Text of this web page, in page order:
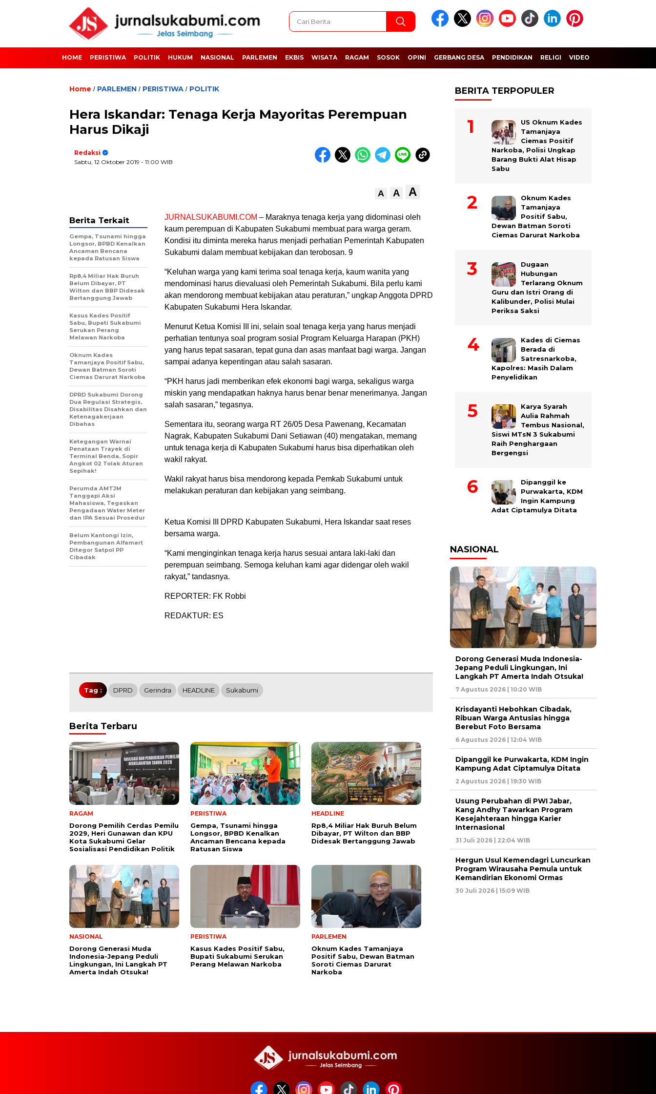
HOME PERISTIWA POLITIK HUKUM NASIONAL PARLEMEN EKBIS WISATA RAGAM SOSOK OPINI GERBANG DESA PENDIDIKAN RELIGI VIDEO
Home / PARLEMEN / PERISTIWA / POLITIK
Hera Iskandar: Tenaga Kerja Mayoritas Perempuan
Harus Dikaji
Redaksi
Sabtu, 12 Oktober 2019 - 11:00 WIB
A A A
JURNALSUKABUMI.COM – Maraknya tenaga kerja yang didominasi oleh
kaum perempuan di Kabupaten Sukabumi membuat para warga geram.
Kondisi itu diminta mereka harus menjadi perhatian Pemerintah Kabupaten
Sukabumi dalam membuat kebijakan dan terobosan. 9
“Keluhan warga yang kami terima soal tenaga kerja, kaum wanita yang
mendominasi harus dievaluasi oleh Pemerintah Sukabumi. Bila perlu kami
akan mendorong membuat kebijakan atau peraturan,” ungkap Anggota DPRD
Kabupaten Sukabumi Hera Iskandar.
Menurut Ketua Komisi III ini, selain soal tenaga kerja yang harus menjadi
perhatian tentunya soal program sosial Program Keluarga Harapan (PKH)
yang harus tepat sasaran, tepat guna dan asas manfaat bagi warga. Jangan
sampai adanya kepentingan atau salah sasaran.
“PKH harus jadi memberikan efek ekonomi bagi warga, sekaligus warga
miskin yang mendapatkan haknya harus benar benar menerimanya. Jangan
salah sasaran,” tegasnya.
Sementara itu, seorang warga RT 26/05 Desa Pawenang, Kecamatan
Nagrak, Kabupaten Sukabumi Dani Setiawan (40) mengatakan, memang
untuk tenaga kerja di Kabupaten Sukabumi harus bisa diperhatikan oleh
wakil rakyat.
Wakil rakyat harus bisa mendorong kepada Pemkab Sukabumi untuk
melakukan peraturan dan kebijakan yang seimbang.
Ketua Komisi III DPRD Kabupaten Sukabumi, Hera Iskandar saat reses
bersama warga.
“Kami menginginkan tenaga kerja harus sesuai antara laki-laki dan
perempuan seimbang. Semoga keluhan kami agar didengar oleh wakil
rakyat,” tandasnya.
REPORTER: FK Robbi
REDAKTUR: ES
Berita Terkait
Gempa, Tsunami hingga
Longsor, BPBD Kenalkan
Ancaman Bencana
kepada Ratusan Siswa
Rp8,4 Miliar Hak Buruh
Belum Dibayar, PT
Wilton dan BBP Didesak
Bertanggung Jawab
Kasus Kades Positif
Sabu, Bupati Sukabumi
Serukan Perang
Melawan Narkoba
Oknum Kades
Tamanjaya Positif Sabu,
Dewan Batman Soroti
Ciemas Darurat Narkoba
DPRD Sukabumi Dorong
Dua Regulasi Strategis,
Disabilitas Disahkan dan
Ketenagakerjaan
Dibahas
Ketegangan Warnai
Penataan Trayek di
Terminal Benda, Sopir
Angkot 02 Tolak Aturan
Sepihak!
Perumda AMTJM
Tanggapi Aksi
Mahasiswa, Tegaskan
Pengadaan Water Meter
dan IPA Sesuai Prosedur
Belum Kantongi Izin,
Pembangunan Alfamart
Ditegor Satpol PP
Cibadak
Tag : DPRD Gerindra HEADLINE Sukabumi
Berita Terbaru
RAGAM
Dorong Pemilih Cerdas Pemilu
2029, Heri Gunawan dan KPU
Kota Sukabumi Gelar
Sosialisasi Pendidikan Politik
PERISTIWA
Gempa, Tsunami hingga
Longsor, BPBD Kenalkan
Ancaman Bencana kepada
Ratusan Siswa
HEADLINE
Rp8,4 Miliar Hak Buruh Belum
Dibayar, PT Wilton dan BBP
Didesak Bertanggung Jawab
NASIONAL
Dorong Generasi Muda
Indonesia-Jepang Peduli
Lingkungan, Ini Langkah PT
Amerta Indah Otsuka!
PERISTIWA
Kasus Kades Positif Sabu,
Bupati Sukabumi Serukan
Perang Melawan Narkoba
PARLEMEN
Oknum Kades Tamanjaya
Positif Sabu, Dewan Batman
Soroti Ciemas Darurat
Narkoba
BERITA TERPOPULER
US Oknum Kades
Tamanjaya
Ciemas Positif
Narkoba, Polisi Ungkap
Barang Bukti Alat Hisap
Sabu
Oknum Kades
Tamanjaya
Positif Sabu,
Dewan Batman Soroti
Ciemas Darurat Narkoba
Dugaan
Hubungan
Terlarang Oknum
Guru dan Istri Orang di
Kalibunder, Polisi Mulai
Periksa Saksi
Kades di Ciemas
Berada di
Satresnarkoba,
Kapolres: Masih Dalam
Penyelidikan
Karya Syarah
Aulia Rahmah
Tembus Nasional,
Siswi MTsN 3 Sukabumi
Raih Penghargaan
Bergengsi
Dipanggil ke
Purwakarta, KDM
Ingin Kampung
Adat Ciptamulya Ditata
NASIONAL
Dorong Generasi Muda Indonesia-
Jepang Peduli Lingkungan, Ini
Langkah PT Amerta Indah Otsuka!
7 Agustus 2026 | 10:20 WIB
Krisdayanti Hebohkan Cibadak,
Ribuan Warga Antusias hingga
Berebut Foto Bersama
6 Agustus 2026 | 12:04 WIB
Dipanggil ke Purwakarta, KDM Ingin
Kampung Adat Ciptamulya Ditata
2 Agustus 2026 | 19:30 WIB
Usung Perubahan di PWI Jabar,
Kang Andhy Tawarkan Program
Kesejahteraan hingga Karier
Internasional
31 Juli 2026 | 22:04 WIB
Hergun Usul Kemendagri Luncurkan
Program Wirausaha Pemula untuk
Kemandirian Ekonomi Ormas
30 Juli 2026 | 15:09 WIB